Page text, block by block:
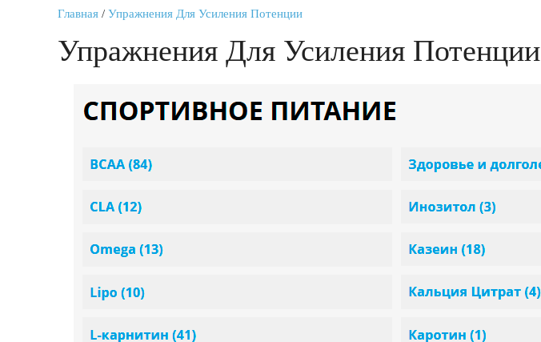
Главная / Упражнения Для Усиления Потенции
Упражнения Для Усиления Потенции